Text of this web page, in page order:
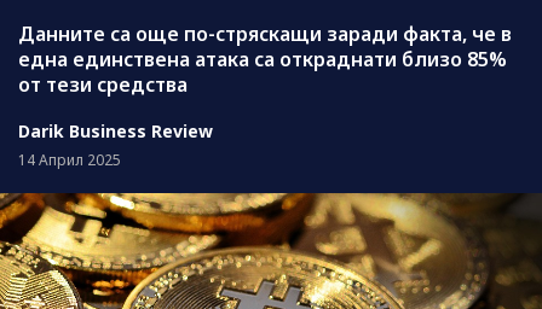
Данните са още по-стряскащи заради факта, че в
една единствена атака са откраднати близо 85%
от тези средства
Darik Business Review
14 Април 2025